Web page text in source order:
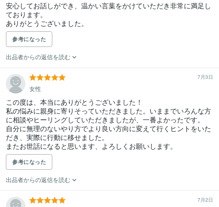
安心してお話しができ、温かい言葉をかけていただき非常に満足し
ております。
ありがとうございました。
参考になった
出品者からの返信を読む
7月3日
女性
この度は、本当にありがとうございました！
私の悩みに親身に寄りそっていただきました。いままでいろんな方
に相談やヒーリングしていただきましたが、一番よかったです。
自分に無理のないやり方でより良い方向に変えて行くヒントをいた
だき、実際に行動に移せました。
またお世話になると思います、よろしくお願いします。
参考になった
出品者からの返信を読む
7月2日